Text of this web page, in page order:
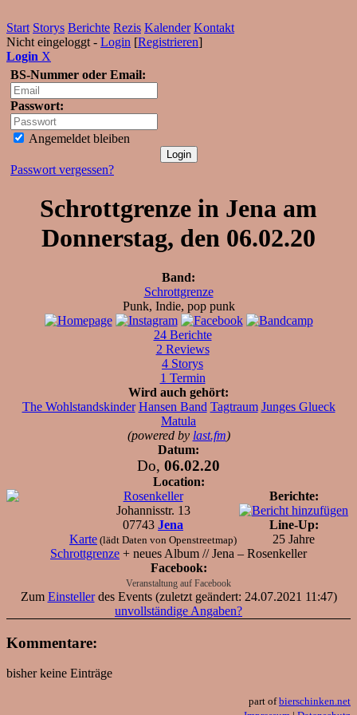
Start Storys Berichte Rezis Kalender Kontakt
Nicht eingeloggt - Login [Registrieren]
Login X
BS-Nummer oder Email:
Passwort:
Angemeldet bleiben
Passwort vergessen?
Schrottgrenze in Jena am
Donnerstag, den 06.02.20
Band:
Schrottgrenze
Punk, Indie, pop punk
24 Berichte
2 Reviews
4 Storys
1 Termin
Wird auch gehört:
The Wohlstandskinder Hansen Band Tagtraum Junges Glueck
Matula
(powered by last.fm)
Datum:
Do, 06.02.20
Location:
Rosenkeller
Johannisstr. 13
07743 Jena
Karte (lädt Daten von Openstreetmap)
Berichte:
Line-Up:
25 Jahre
Schrottgrenze + neues Album // Jena – Rosenkeller
Facebook:
Veranstaltung auf Facebook
Zum Einstellerdes Events (zuletzt geändert: 24.07.2021 11:47)
unvollständige Angaben?
Kommentare:
bisher keine Einträge
part ofbierschinken.net